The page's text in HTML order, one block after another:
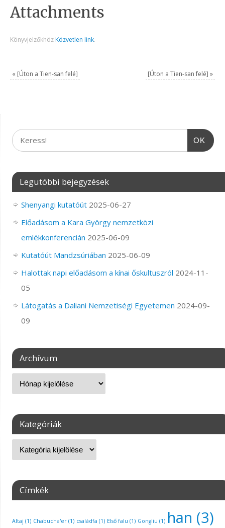
Attachments
Könyvjelzőkhöz Közvetlen link.
« [Úton a Tien-san felé] [Úton a Tien-san felé] »
OK
Legutóbbi bejegyzések
Shenyangi kutatóút 2025-06-27
Előadásom a Kara György nemzetközi
emlékkonferencián 2025-06-09
Kutatóút Mandzsúriában 2025-06-09
Halottak napi előadásom a kínai őskultuszról 2024-11-
05
Látogatás a Daliani Nemzetiségi Egyetemen 2024-09-
09
Archívum
Kategóriák
Címkék
Altaj (1) Chabucha'er(1) családfa (1) Első falu (1) Gongliu (1) han (3)